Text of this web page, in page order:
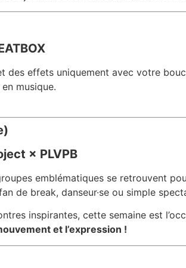
des effets uniquement avec votre
musique.
× PLVPB
emblématiques se retrouvent
de break, danseur·se ou simple
inspirantes, cette semaine est
et l’expression !